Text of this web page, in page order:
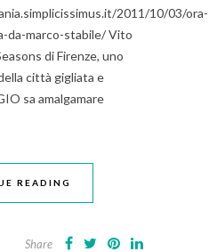
2011/10/03/ora-
da-marco-stabile/ Vito
di Firenze, uno
città gigliata e
sa amalgamare
READING
Share